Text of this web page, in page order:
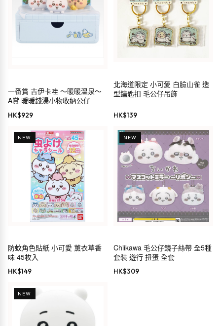
一番賞 吉伊卡哇 ～暖暖溫泉～
A賞 暖暖錢湯小物收納公仔
HK$929
北海道限定 小可愛 白臉山雀 造
型鑰匙扣 毛公仔吊飾
HK$139
NEW
防蚊角色貼紙 小可愛 薰衣草香
味 45枚入
HK$149
NEW
Chiikawa 毛公仔鏡子絲帶 全5種
套裝 遊行 扭蛋 全套
HK$309
NEW